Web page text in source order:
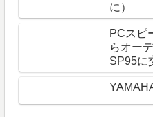
に）
PCスピ
らオー
SP95に